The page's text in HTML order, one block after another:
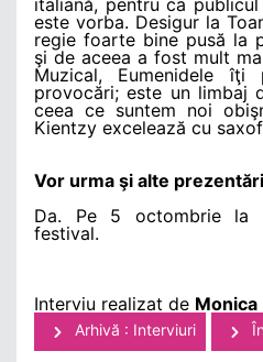
italiană, pentru ca
este vorba. Desigur la
regie foarte bine pusă la
şi de aceea a fost mult
Muzical, Eumenidele
provocări; este un limbaj
ceea ce suntem noi
Kientzy excelează cu
Vor urma şi alte
Da. Pe 5 octombrie la
festival.
Interviu realizat de Monica
Arhivă : Interviuri